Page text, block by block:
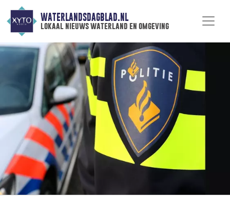
WATERLANDSDAGBLAD.NL
lokaal nieuws waterland en omgeving